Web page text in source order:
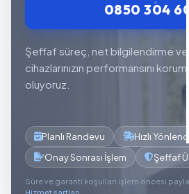
Şeffaf süreç, net bilgilendirme ve
cihazlarınızın performansını
oluyoruz.
0850 304
Planlı Randevu
Hızlı
Onay Sonrası İşlem
Şeffaf
Süre ve garanti koşulları işlem öncesi
Hizmet şartları